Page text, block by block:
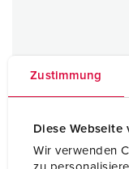
Zustimmung
Diese Webseite
Wir verwenden
Anbausteckdose